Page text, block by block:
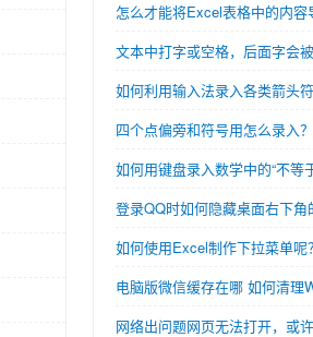
怎么才能将Excel表格中的内容
文本中打字或空格，后面字会
如何利用输入法录入各类箭头
四个点偏旁和符号用怎么录入？
如何用键盘录入数学中的“不等
登录QQ时如何隐藏桌面右下角
如何使用Excel制作下拉菜单呢
电脑版微信缓存在哪 如何清理
网络出问题网页无法打开，或